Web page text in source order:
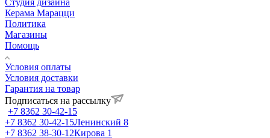
Керама Марацци
Политика
Магазины
Помощь
Условия оплаты
Условия доставки
Гарантия на товар
Подписаться на рассылку
+7 8362 30-42-15
+7 8362 30-42-15Ленинский 8
+7 8362 38-30-12Кирова 1